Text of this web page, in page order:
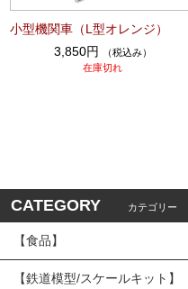
小型機関車（L型オレンジ）
3,850円
（税込み）
在庫切れ
CATEGORY カテゴリー
【食品】
【鉄道模型/スケールキット】